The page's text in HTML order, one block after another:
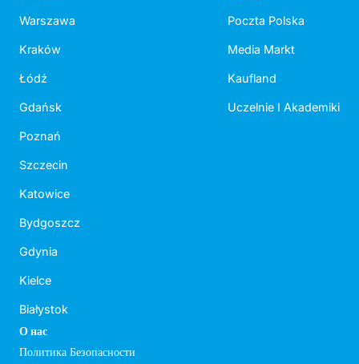
Warszawa
Kraków
Łódź
Gdańsk
Poznań
Szczecin
Katowice
Bydgoszcz
Gdynia
Kielce
Białystok
Poczta Polska
Media Markt
Kaufland
Uczelnie I Akademiki
О нас
Политика Безопасности